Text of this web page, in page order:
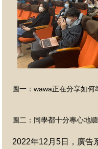
圖一：wawa正在分享如何
圖二：同學都十分專心地
2022年12月5日，廣告